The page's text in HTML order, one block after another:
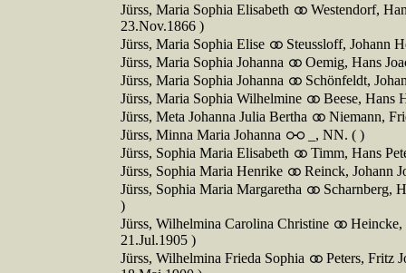
Jürss, Maria Sophia Elisabeth
Westendorf,
23.Nov.1866 )
Jürss, Maria Sophia Elise
Steussloff, Johann
Jürss, Maria Sophia Johanna
Oemig, Hans
Jürss, Maria Sophia Johanna
Schönfeldt,
Jürss, Maria Sophia Wilhelmine
Beese, Hans
Jürss, Meta Johanna Julia Bertha
Niemann,
Jürss, Minna Maria Johanna
_, NN. ( )
Jürss, Sophia Maria Elisabeth
Timm, Hans
Jürss, Sophia Maria Henrike
Reinck, Johann
Jürss, Sophia Maria Margaretha
Scharnberg,
)
Jürss, Wilhelmina Carolina Christine
Heincke,
21.Jul.1905 )
Jürss, Wilhelmina Frieda Sophia
Peters, Fritz